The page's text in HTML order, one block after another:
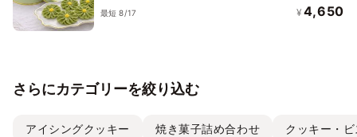
枚
最短 8/17 ¥ 4,650
さらにカテゴリーを絞り込む
アイシングクッキー 焼き菓子詰め合わせ クッキー・